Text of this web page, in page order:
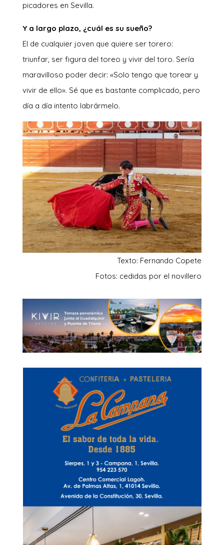
picadores en Sevilla.
Y a largo plazo, ¿cuál es su sueño?
El de cualquier joven que quiere ser torero:
triunfar, ser figura del toreo y vivir del toro. Sería
maravilloso poder decir: «Solo tengo que torear y
vivir de ello». Sé que es bastante complicado, pero
día a día intento labrármelo.
Texto: Fernando Copete
Fotos: cedidas por el novillero